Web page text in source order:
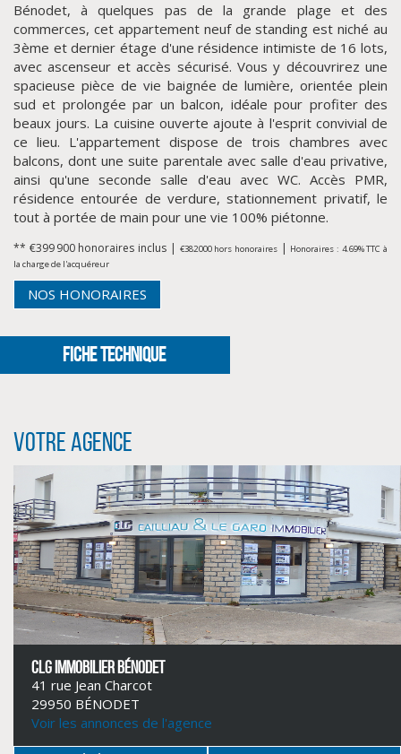
CLIQUER ICI POUR AGRANDIR
CLIQUER ICI POUR AGRANDIR
Bénodet, à quelques pas de la grande plage et des
commerces, cet appartement neuf de standing est niché au
3ème et dernier étage d'une résidence intimiste de 16 lots,
avec ascenseur et accès sécurisé. Vous y découvrirez une
spacieuse pièce de vie baignée de lumière, orientée plein
sud et prolongée par un balcon, idéale pour profiter des
beaux jours. La cuisine ouverte ajoute à l'esprit convivial de
ce lieu. L'appartement dispose de trois chambres avec
balcons, dont une suite parentale avec salle d'eau privative,
ainsi qu'une seconde salle d'eau avec WC. Accès PMR,
résidence entourée de verdure, stationnement privatif, le
tout à portée de main pour une vie 100% piétonne.
** €399 900 honoraires inclus | €382 000 hors honoraires| Honoraires : 4.69% TTC à
la charge de l'acquéreur
NOS HONORAIRES
FICHE TECHNIQUE
Votre agence
CLG IMMOBILIER BÉNODET
41 rue Jean Charcot
29950 BÉNODET
Voir les annonces de l'agence